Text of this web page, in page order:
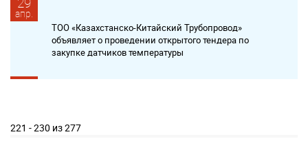
апр.
ТОО «Казахстанско-Китайский Трубопровод»
объявляет о проведении открытого тендера по
закупке датчиков температуры
221 - 230 из 277